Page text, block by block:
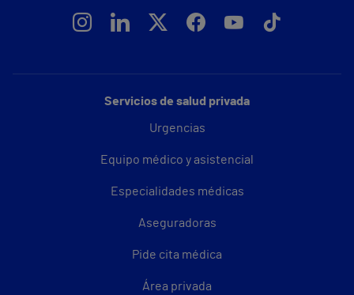
Servicios de salud privada
Urgencias
Equipo médico y asistencial
Especialidades médicas
Aseguradoras
Pide cita médica
Área privada